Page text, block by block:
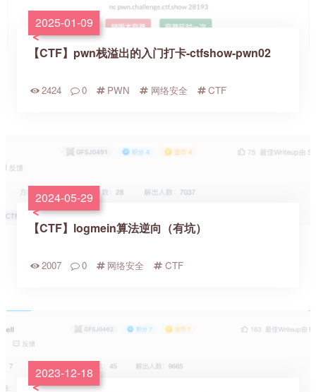
2025-01-09
【CTF】pwn栈溢出的入门打卡-ctfshow-pwn02
2424 0 PWN 网络安全 CTF
2024-05-29
【CTF】logmein算法逆向（有坑）
2007 0 网络安全 CTF
2023-12-18